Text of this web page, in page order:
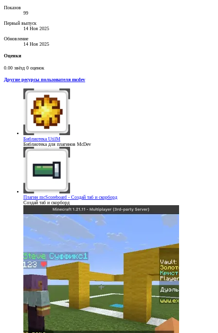
Показов
99
Первый выпуск
14 Ноя 2025
Обновление
14 Ноя 2025
Оценки
0.00 звёзд 0 оценок
Другие ресурсы пользователя mcdev
Библиотека UtilM
Библиотека для плагинов McDev
Плагин mcScoreboard - Создай таб и скорборд
Создай таб и скорборд